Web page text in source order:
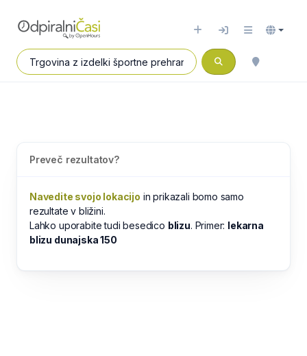
Preveč rezultatov?
Navedite svojo lokacijo in prikazali bomo samo
rezultate v bližini.
Lahko uporabite tudi besedico blizu. Primer: lekarna
blizu dunajska 150